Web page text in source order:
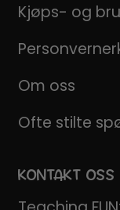
Kjøps- og
Om oss
Ofte stilte
KONTAKT OSS